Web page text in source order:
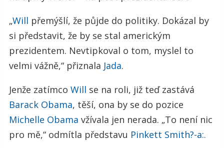
„Will přemýšlí, že půjde do politiky. Dokázal by
si představit, že by se stal americkým
prezidentem. Nevtipkoval o tom, myslel to
velmi vážně,“ přiznala Jada.
Jenže zatímco Will se na roli, již teď zastává
Barack Obama, těší, ona by se do pozice
Michelle Obama vžívala jen nerada. „To není nic
pro mě,“ odmítla představu Pinkett Smith?-a:.